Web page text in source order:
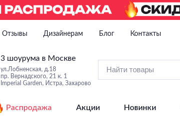
Отзывы Дизайнерам Блог Контакты
3 шоурума в Москве
ул.Лобненская, д.18
пр. Вернадского, 21 к. 1
Imperial Garden, Истра, Захарово
Распродажа Акции Новинки